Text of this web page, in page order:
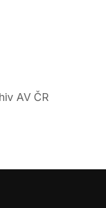
AV ČR